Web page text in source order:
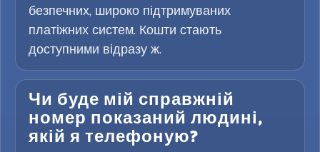
безпечних, широко підтримуваних
платіжних систем. Кошти стають
доступними відразу ж.
Чи буде мій справжній
номер показаний людині,
якій я телефоную?